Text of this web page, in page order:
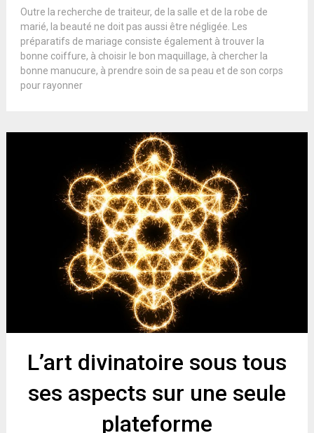
Outre la recherche de traiteur, de la salle et de la robe de
marié, la beauté ne doit pas aussi être négligée. Les
préparatifs de mariage consiste également à trouver la
bonne coiffure, à choisir le bon maquillage, à chercher la
bonne manucure, à prendre soin de sa peau et de son corps
pour rayonner
L’art divinatoire sous tous
ses aspects sur une seule
plateforme